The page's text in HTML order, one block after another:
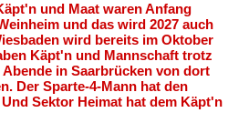
und Maat waren Anfang
und das wird 2027 auch
wird bereits im Oktober
Käpt'n und Mannschaft trotz
in Saarbrücken von dort
Der Sparte-4-Mann hat den
Sektor Heimat hat dem Käpt'n